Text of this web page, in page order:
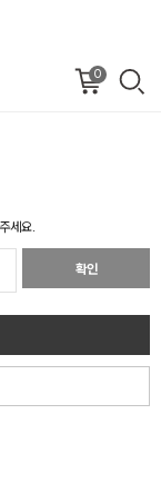
0
세요.
확인